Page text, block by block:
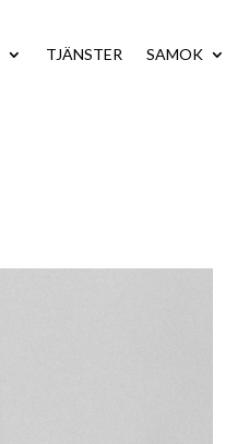
TJÄNSTER SAMOK